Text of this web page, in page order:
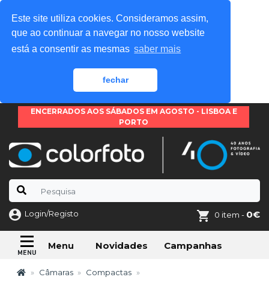
Este site utiliza cookies. Consideramos assim,
que ao continuar a navegar no nosso website
está a consentir as mesmas saber mais
fechar
ENCERRADOS AOS SÁBADOS EM AGOSTO - LISBOA E
PORTO
Login/Registo 0 item - 0€
Menu Novidades Campanhas
Câmaras Compactas